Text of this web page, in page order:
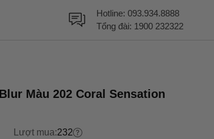
Hotline: 093.934.8888
Tổng đài: 1900 232322
Màu 202 Coral Sensation
Lượt mua:232